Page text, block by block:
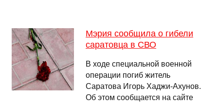
Мэрия сообщила о гибели
саратовца в СВО
В ходе специальной военной
операции погиб житель
Саратова Игорь Хаджи-Ахунов.
Об этом сообщается на сайте